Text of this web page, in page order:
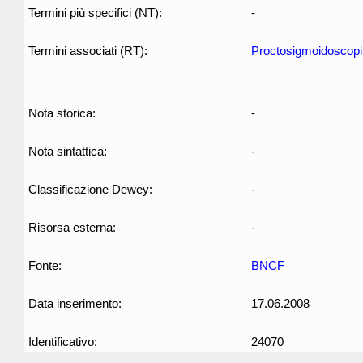
Termini più specifici (NT): -
Termini associati (RT):
Nota storica: -
Nota sintattica: -
Classificazione Dewey: -
Risorsa esterna: -
Fonte: BNCF
Data inserimento: 17.06.2008
Identificativo: 24070